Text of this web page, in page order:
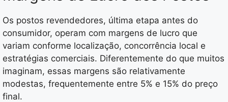
Os postos revendedores, última etapa antes do
consumidor, operam com margens de lucro que
variam conforme localização, concorrência local e
estratégias comerciais. Diferentemente do que muitos
imaginam, essas margens são relativamente
modestas, frequentemente entre 5% e 15% do preço
final.